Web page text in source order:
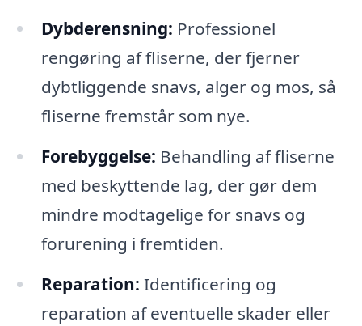
Dybderensning: Professionel
rengøring af fliserne, der fjerner
dybtliggende snavs, alger og mos, så
fliserne fremstår som nye.
Forebyggelse: Behandling af fliserne
med beskyttende lag, der gør dem
mindre modtagelige for snavs og
forurening i fremtiden.
Reparation: Identificering og
reparation af eventuelle skader eller